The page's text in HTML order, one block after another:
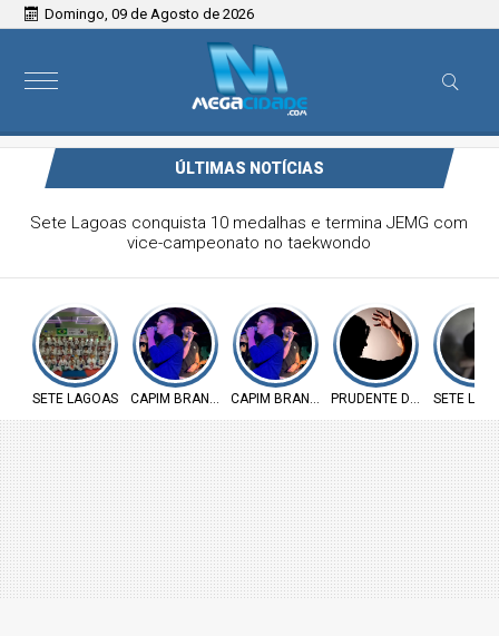
Domingo, 09 de Agosto de 2026
ÚLTIMAS NOTÍCIAS
Victor & Bruno são destaque no ForróCap em Capim
Branco
SETE LAGOAS CAPIM BRANCO CAPIM BRANCO PRUDENTE DE MORAIS
SETE